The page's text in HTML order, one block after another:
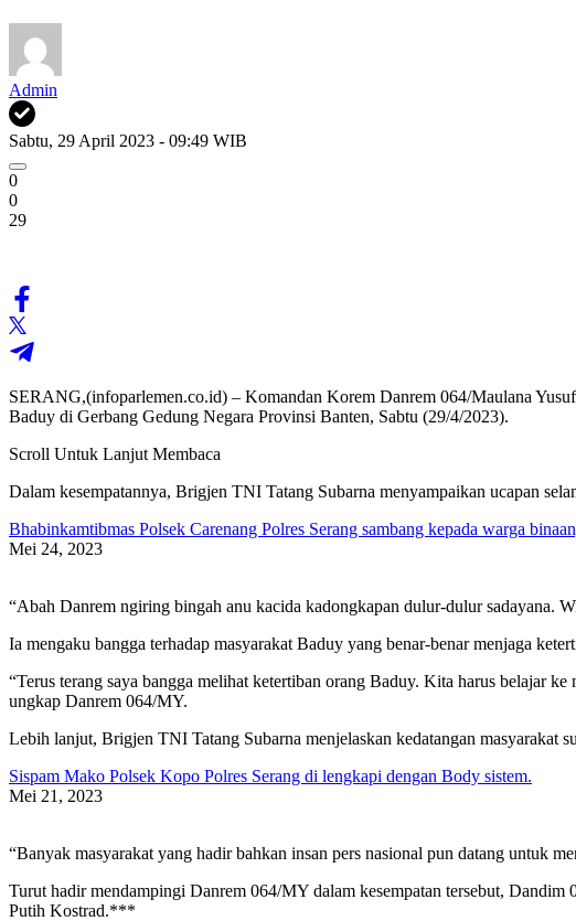
Admin
Sabtu, 29 April 2023 - 09:49 WIB
0
0
29
SERANG,(infoparlemen.co.id) – Komandan Korem Danrem 064/Maulana
Baduy di Gerbang Gedung Negara Provinsi Banten, Sabtu (29/4/2023).
Scroll Untuk Lanjut Membaca
Dalam kesempatannya, Brigjen TNI Tatang Subarna menyampaikan ucapan
Bhabinkamtibmas Polsek Carenang Polres Serang sambang kepada warga
Mei 24, 2023
“Abah Danrem ngiring bingah anu kacida kadongkapan dulur-dulur sadayana.
Ia mengaku bangga terhadap masyarakat Baduy yang benar-benar menjaga
“Terus terang saya bangga melihat ketertiban orang Baduy. Kita harus belajar
ungkap Danrem 064/MY.
Lebih lanjut, Brigjen TNI Tatang Subarna menjelaskan kedatangan masyarakat
Sispam Mako Polsek Kopo Polres Serang di lengkapi dengan Body sistem.
Mei 21, 2023
“Banyak masyarakat yang hadir bahkan insan pers nasional pun datang untuk
Turut hadir mendampingi Danrem 064/MY dalam kesempatan tersebut,
Putih Kostrad.***